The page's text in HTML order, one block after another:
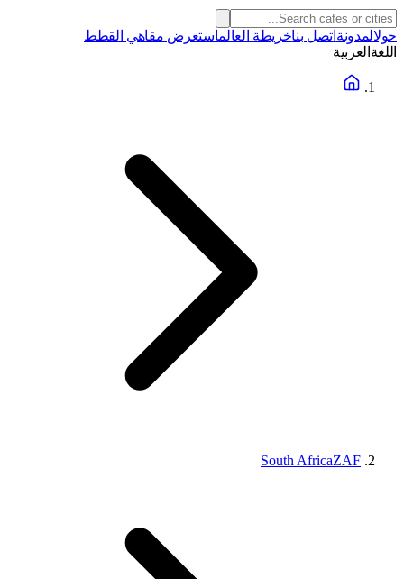
حولالمدونة اتصل بناخريطة العالماستعرض مقاهي القطط
اللغة العربية
South AfricaZAF